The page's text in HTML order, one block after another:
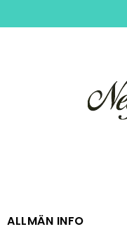
ALLMÄN INFO